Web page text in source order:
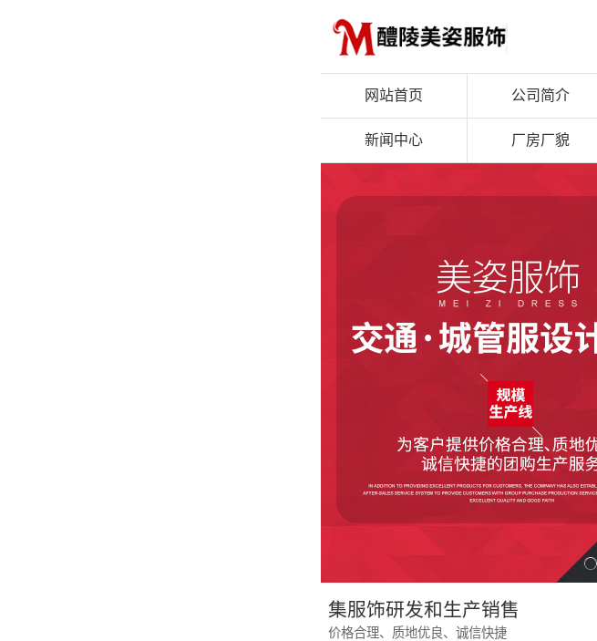
网站首页 公司简介
新闻中心 厂房厂貌
集服饰研发和生产销售
价格合理、质地优良、诚信快捷